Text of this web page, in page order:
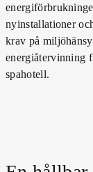
nyinstallationer
krav på
energiåtervinning
spahotell.